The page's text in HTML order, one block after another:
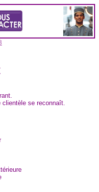
clientèle se reconnaît.